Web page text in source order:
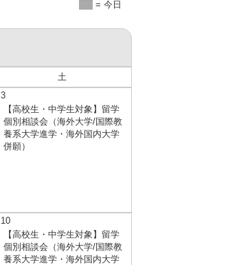
= 今日
土
3
【高校生・中学生対象】留学
個別相談会（海外大学/国際教
養系大学進学・海外国内大学
併願）
10
【高校生・中学生対象】留学
個別相談会（海外大学/国際教
養系大学進学・海外国内大学